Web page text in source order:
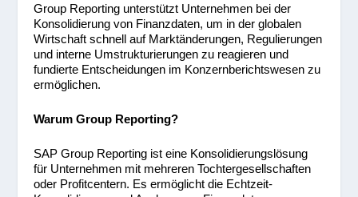
Group Reporting unterstützt Unternehmen bei der
Konsolidierung von Finanzdaten, um in der globalen
Wirtschaft schnell auf Marktänderungen, Regulierungen
und interne Umstrukturierungen zu reagieren und
fundierte Entscheidungen im Konzernberichtswesen zu
ermöglichen.
Warum Group Reporting?
SAP Group Reporting ist eine Konsolidierungslösung
für Unternehmen mit mehreren Tochtergesellschaften
oder Profitcentern. Es ermöglicht die Echtzeit-